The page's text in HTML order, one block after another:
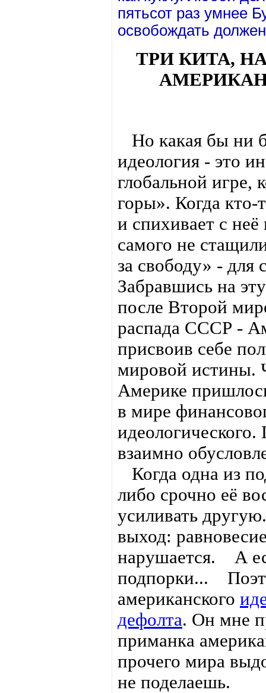
пятьсот раз умнее
освобождать
ТРИ КИТА,
Но какая бы ни
идеология - это
глобальной игре,
горы». Когда кто-
и спихивает с
самого не
за свободу» - для
Забравшись на
после Второй
распада СССР -
присвоив себе
мировой истины.
Америке
в мире
взаимно
Когда одна из
либо срочно её
усиливать
выход:
нарушается. А
подпорки...
американского
дефолта. Он мне
приманка
прочего мира
не поделаешь.